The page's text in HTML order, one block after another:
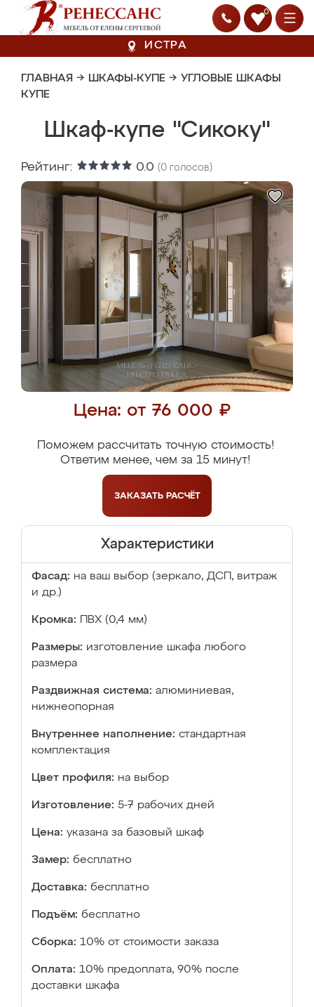
0
ИСТРА
ГЛАВНАЯ → ШКАФЫ-КУПЕ → УГЛОВЫЕ ШКАФЫ
КУПЕ
Шкаф-купе "Сикоку"
Рейтинг: 0.0 (0 голосов)
Цена: от 76 000 ₽
Поможем рассчитать точную стоимость!
Ответим менее, чем за 15 минут!
ЗАКАЗАТЬ РАСЧЁТ
Характеристики
Фасад: на ваш выбор (зеркало, ДСП, витраж
и др.)
Кромка: ПВХ (0,4 мм)
Размеры: изготовление шкафа любого
размера
Раздвижная система: алюминиевая,
нижнеопорная
Внутреннее наполнение: стандартная
комплектация
Цвет профиля: на выбор
Изготовление: 5-7 рабочих дней
Цена: указана за базовый шкаф
Замер: бесплатно
Доставка: бесплатно
Подъём: бесплатно
Сборка: 10% от стоимости заказа
Оплата: 10% предоплата, 90% после
доставки шкафа